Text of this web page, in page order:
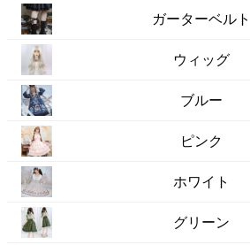
ガーターベルト
ウィッグ
ブルー
ピンク
ホワイト
グリーン